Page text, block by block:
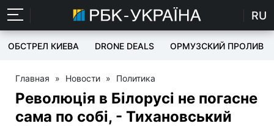
RU
ОБСТРЕЛ КИЕВА DRONE DEALS ОРМУЗСКИЙ ПРОЛИВ
Главная » Новости » Политика
Революція в Білорусі не погасне
сама по собі, - Тихановський